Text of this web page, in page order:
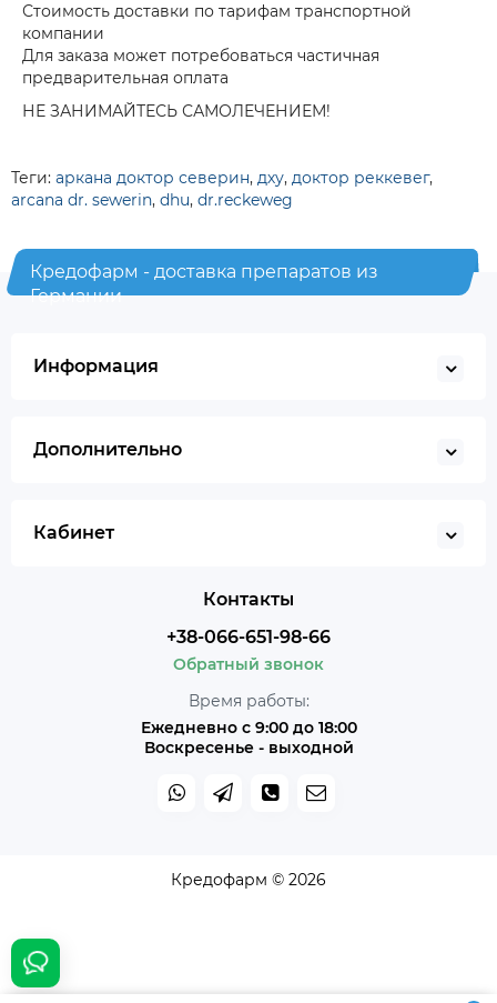
Стоимость доставки по тарифам транспортной
компании
Для заказа может потребоваться частичная
предварительная оплата
НЕ ЗАНИМАЙТЕСЬ САМОЛЕЧЕНИЕМ!
Теги: аркана доктор северин, дху, доктор реккевег,
arcana dr. sewerin, dhu, dr.reckeweg
Кредофарм - доставка препаратов из
Германии
Информация
Дополнительно
Кабинет
Контакты
+38-066-651-98-66
Обратный звонок
Время работы:
Ежедневно с 9:00 до 18:00
Воскресенье - выходной
Кредофарм © 2026